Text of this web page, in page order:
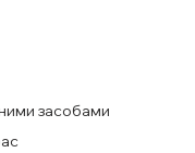
засобами